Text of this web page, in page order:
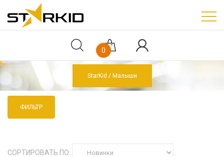
0
StarKid Малыши
ФИЛЬТР
СОРТИРОВАТЬ ПО: